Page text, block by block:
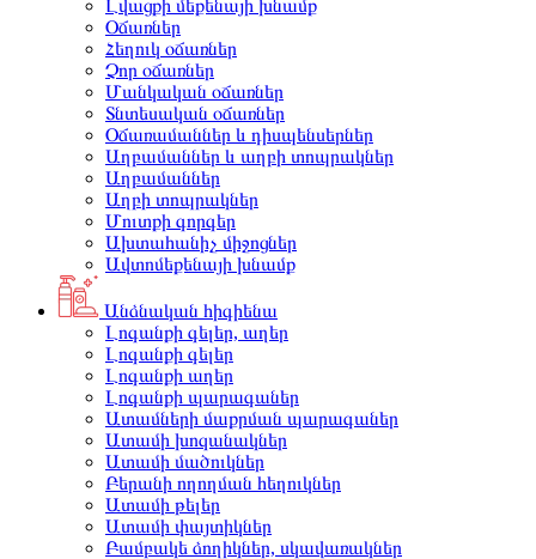
Լվացքի մեքենայի խնամք
Օճառներ
Հեղուկ օճառներ
Չոր օճառներ
Մանկական օճառներ
Տնտեսական օճառներ
Օճառամաններ և դիսպենսերներ
Աղբամաններ և աղբի տոպրակներ
Աղբամաններ
Աղբի տոպրակներ
Մուտքի գորգեր
Ախտահանիչ միջոցներ
Ավտոմեքենայի խնամք
Անձնական հիգիենա
Լոգանքի գելեր, աղեր
Լոգանքի գելեր
Լոգանքի աղեր
Լոգանքի պարագաներ
Ատամների մաքրման պարագաներ
Ատամի խոզանակներ
Ատամի մածուկներ
Բերանի ողողման հեղուկներ
Ատամի թելեր
Ատամի փայտիկներ
Բամբակե ձողիկներ, սկավառակներ